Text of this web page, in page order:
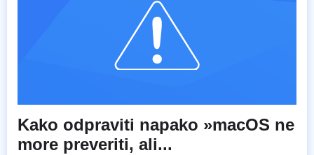
Kako odpraviti napako »macOS ne
more preveriti, ali...